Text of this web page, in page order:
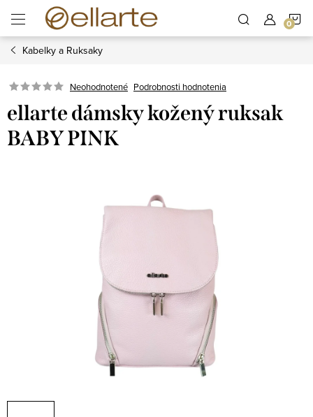
obsah
Kabelky a Ruksaky
Neohodnotené Podrobnosti hodnotenia
ellarte dámsky kožený ruksak
BABY PINK